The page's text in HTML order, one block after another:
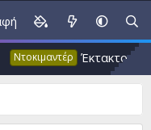
Έκτακτο 53: